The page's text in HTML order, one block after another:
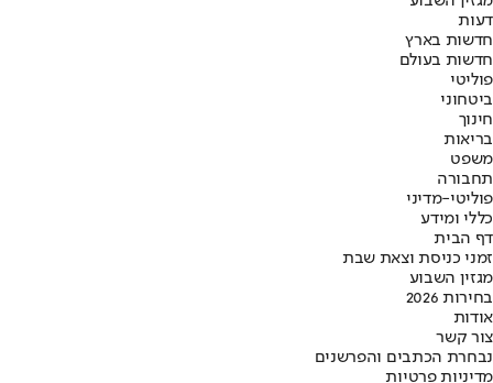
דעות
חדשות בארץ
חדשות בעולם
פוליטי
ביטחוני
חינוך
בריאות
משפט
תחבורה
פוליטי-מדיני
כללי ומידע
דף הבית
זמני כניסת וצאת שבת
מגזין השבוע
בחירות 2026
אודות
צור קשר
נבחרת הכתבים והפרשנים
מדיניות פרטיות